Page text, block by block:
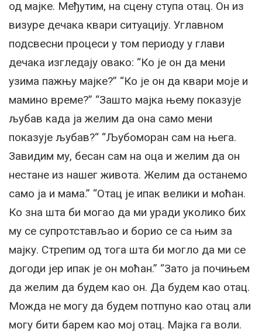
од мајке. Међутим, на сцену ступа отац. Он из
визуре дечака квари ситуацију. Углавном
подсвесни процеси у том периоду у глави
дечака изгледају овако: “Ко је он да мени
узима пажњу мајке?” “Ко је он да квари моје и
мамино време?” “Зашто мајка њему показује
љубав када ја желим да она само мени
показује љубав?“ “Љубоморан сам на њега.
Завидим му, бесан сам на оца и желим да он
нестане из нашег живота. Желим да останемо
само ја и мама.” “Отац је ипак велики и моћан.
Ко зна шта би могао да ми уради уколико бих
му се супротстављао и борио се са њим за
мајку. Стрепим од тога шта би могло да ми се
догоди јер ипак је он моћан.” “Зато ја почињем
да желим да будем као он. Да будем као отац.
Можда не могу да будем потпуно као отац али
могу бити барем као мој отац. Мајка га воли.